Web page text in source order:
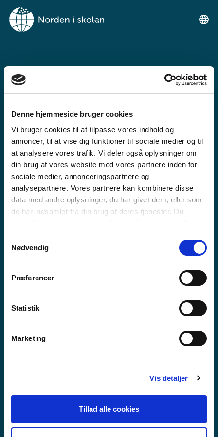
Denne hjemmeside bruger cookies
Vi bruger cookies til at tilpasse vores indhold og
annoncer, til at vise dig funktioner til sociale medier og til
at analysere vores trafik. Vi deler også oplysninger om
din brug af vores website med vores partnere inden for
sociale medier, annonceringspartnere og
analysepartnere. Vores partnere kan kombinere disse
data med andre oplysninger, du har givet dem, eller som
de har indsamlet fra din brug af deres tjenester. Du
samtykker til vores cookies, hvis du fortsætter med at
Nødvendig
Præferencer
Statistik
Marketing
Vis detaljer
Tillad alle cookies
TERVETULOA
NORDEN I
Tämä on ilmainen oppimisalusta
peruskoulun ja toisen asteen
opetukseen
PERUSKOULU